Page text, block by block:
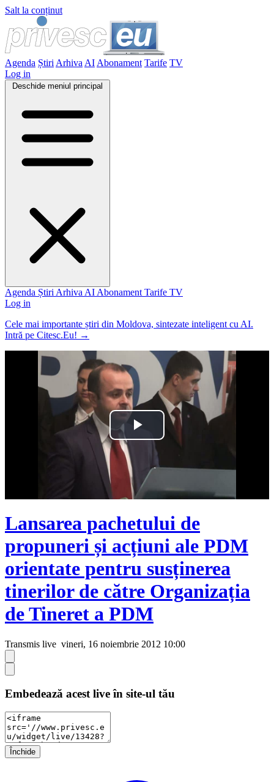
Salt la conținut
Agenda Știri Arhiva AI Abonament Tarife TV
Log in
Deschide meniul principal
Agenda Știri Arhiva AI Abonament Tarife TV
Log in
Cele mai importante știri din Moldova, sintezate inteligent cu AI.
Intră pe Citesc.Eu! →
Play
Video
Lansarea pachetului de
propuneri și acțiuni ale PDM
orientate pentru susținerea
tinerilor de către Organizația
de Tineret a PDM
Transmis live vineri, 16 noiembrie 2012 10:00
Embedează acest live în site-ul tău
Închide